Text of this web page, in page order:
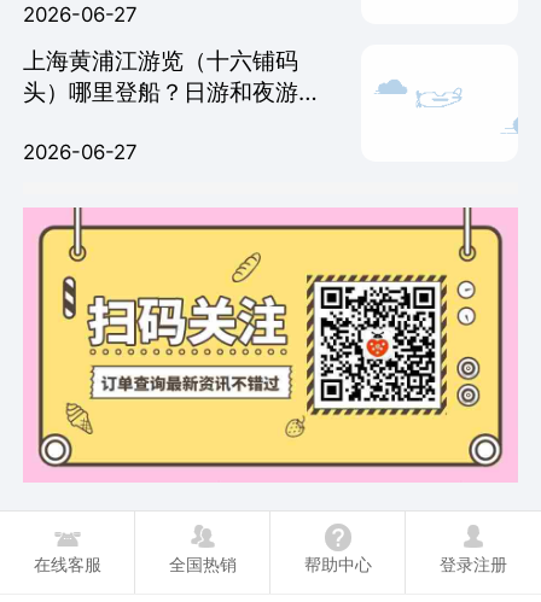
2026-06-27
上海黄浦江游览（十六铺码
头）哪里登船？日游和夜游，
2026-06-27
在线客服 全国热销 帮助中心 登录注册